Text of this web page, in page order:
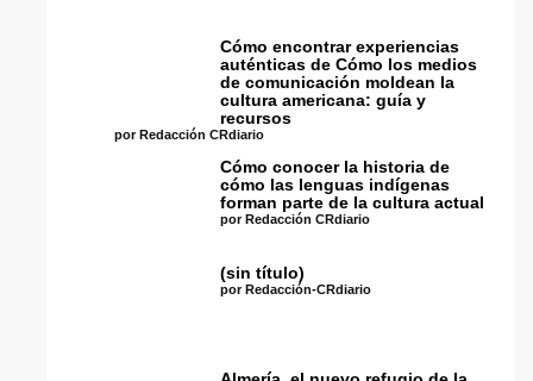
Cómo encontrar experiencias
auténticas de Cómo los medios
de comunicación moldean la
cultura americana: guía y
recursos
por Redacción CRdiario
Cómo conocer la historia de
cómo las lenguas indígenas
forman parte de la cultura actual
por Redacción CRdiario
(sin título)
por Redacción-CRdiario